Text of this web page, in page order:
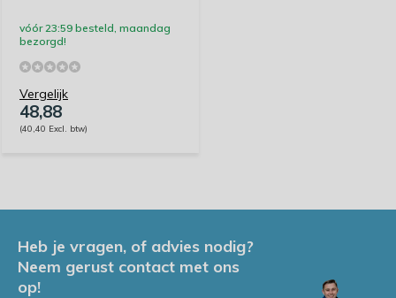
vóór 23:59 besteld, maandag
bezorgd!
Vergelijk
48,88
(40,40 Excl. btw)
Heb je vragen, of advies nodig?
Neem gerust contact met ons
op!